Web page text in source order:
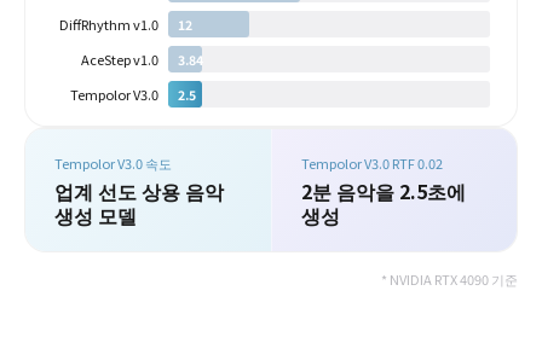
DiffRhythm v1.0 12
AceStep v1.0 3.84
Tempolor V3.0 2.5
Tempolor V3.0 속도
업계 선도 상용 음악
생성 모델
Tempolor V3.0 RTF 0.02
2분 음악을 2.5초에
생성
* NVIDIA RTX 4090 기준